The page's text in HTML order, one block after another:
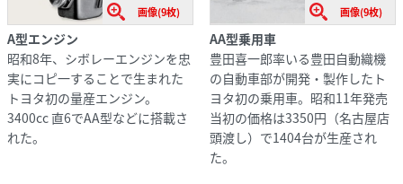
画像(9枚)
A型エンジン
昭和8年、シボレーエンジンを忠
実にコピ一することで生まれた
トヨタ初の量産エンジン。
3400cc 直6でAA型などに搭載さ
れた。
画像(9枚)
AA型乗用車
豊田喜一郎率いる豊田自動織機
の自動車部が開発・製作したト
ヨタ初の乗用車。昭和11年発売
当初の価格は3350円（名古屋店
頭渡し）で1404台が生産され
た。